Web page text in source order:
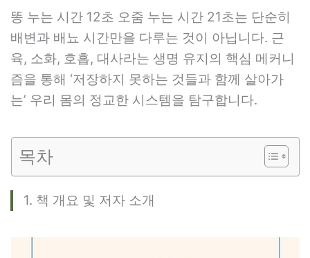
똥 누는 시간 12초 오줌 누는 시간 21초는 단순히
배변과 배뇨 시간만을 다루는 것이 아닙니다. 근
육, 소화, 호흡, 대사라는 생명 유지의 핵심 메커니
즘을 통해 ‘저장하지 못하는 것들과 함께 살아가
는’ 우리 몸의 정교한 시스템을 탐구합니다.
목차
1. 책 개요 및 저자 소개